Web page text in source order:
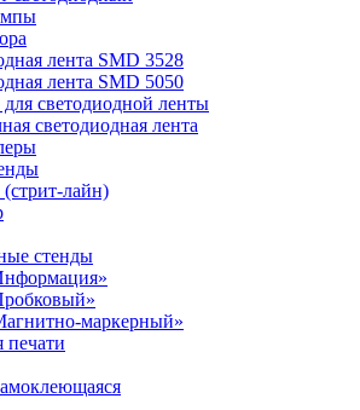
лента SMD 3528
лента SMD 5050
светодиодной ленты
светодиодная лента
лайн)
стенды
маркерный»
печати